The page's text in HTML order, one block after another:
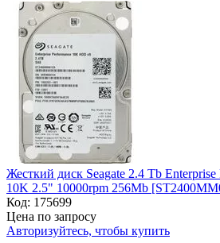
Жесткий диск Seagate 2.4 Tb
10K 2.5" 10000rpm 256Mb
Код: 175699
Цена по запросу
Авторизуйтесь, чтобы купить